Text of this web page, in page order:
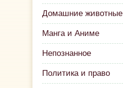
Домашние животные
Манга и Аниме
Непознанное
Политика и право